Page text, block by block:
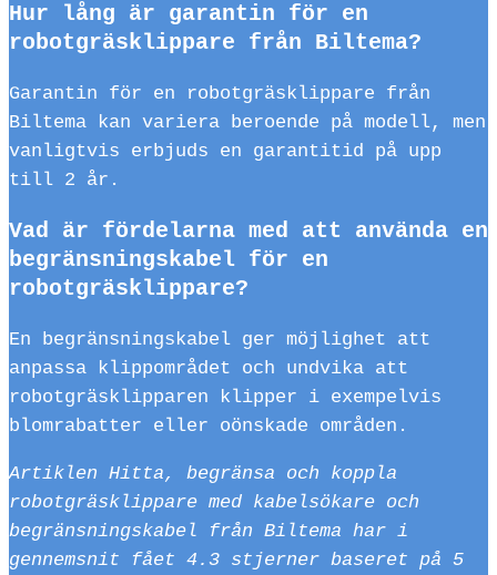
Hur lång är garantin för en
robotgräsklippare från Biltema?
Garantin för en robotgräsklippare från
Biltema kan variera beroende på modell, men
vanligtvis erbjuds en garantitid på upp
till 2 år.
Vad är fördelarna med att använda en
begränsningskabel för en
robotgräsklippare?
En begränsningskabel ger möjlighet att
anpassa klippområdet och undvika att
robotgräsklipparen klipper i exempelvis
blomrabatter eller oönskade områden.
Artiklen Hitta, begränsa och koppla
robotgräsklippare med kabelsökare och
begränsningskabel från Biltema har i
gennemsnit fået 4.3 stjerner baseret på 5